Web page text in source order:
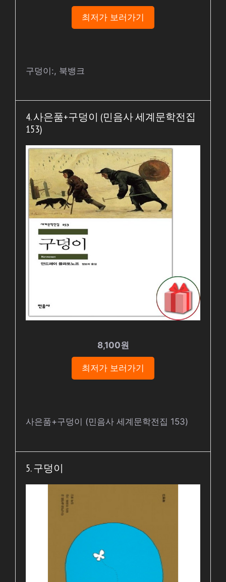
최저가 보러가기
구덩이:, 북뱅크
4. 사은품+구덩이 (민음사 세계문학전집
153)
8,100원
최저가 보러가기
사은품+구덩이 (민음사 세계문학전집 153)
5. 구덩이